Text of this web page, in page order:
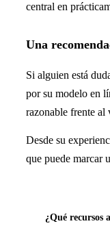
central en
Una
Si alguien está
por su modelo en
razonable frente al
Desde su
que puede marcar
¿Qué recursos